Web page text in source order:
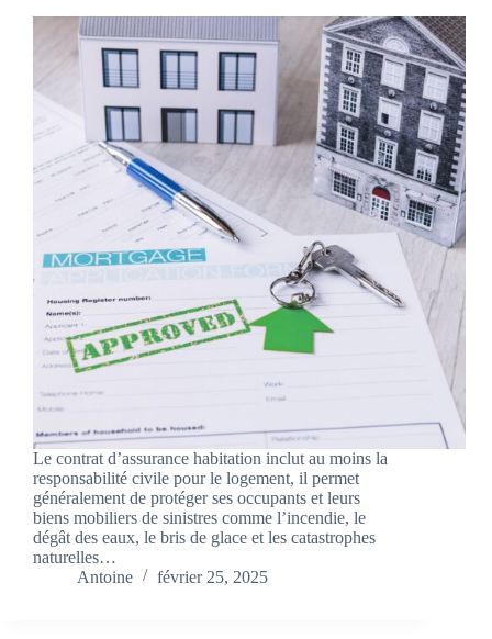
Le contrat d’assurance habitation inclut au moins la
responsabilité civile pour le logement, il permet
généralement de protéger ses occupants et leurs
biens mobiliers de sinistres comme l’incendie, le
dégât des eaux, le bris de glace et les catastrophes
naturelles…
Antoine
février 25, 2025